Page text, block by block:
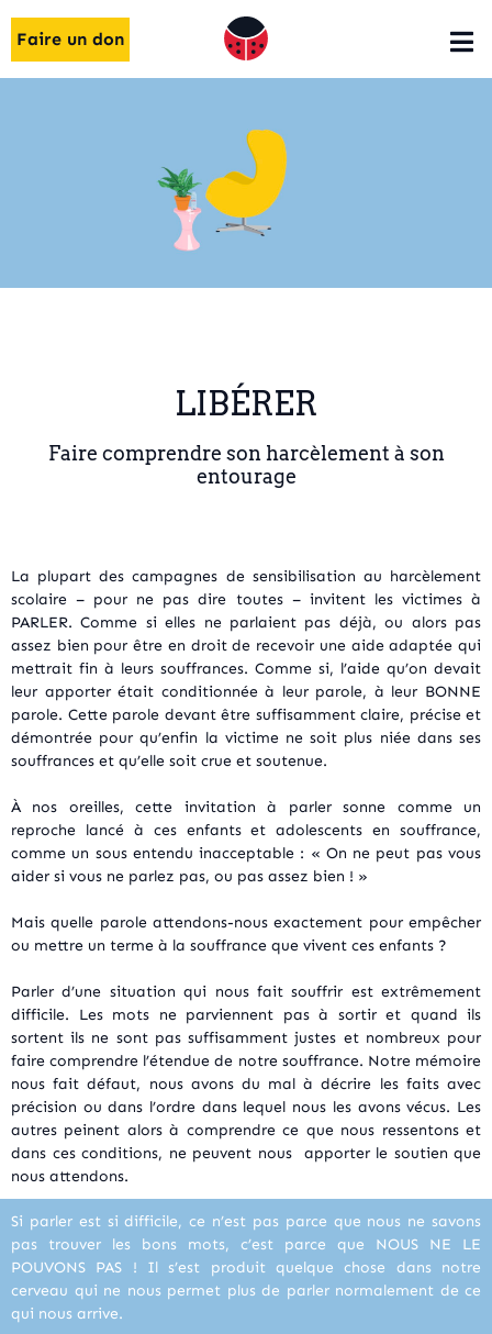
Faire un don
LIBÉRER
Faire comprendre son harcèlement à son
entourage
La plupart des campagnes de sensibilisation au harcèlement
scolaire – pour ne pas dire toutes – invitent les victimes à
PARLER. Comme si elles ne parlaient pas déjà, ou alors pas
assez bien pour être en droit de recevoir une aide adaptée qui
mettrait fin à leurs souffrances. Comme si, l’aide qu’on devait
leur apporter était conditionnée à leur parole, à leur BONNE
parole. Cette parole devant être suffisamment claire, précise et
démontrée pour qu’enfin la victime ne soit plus niée dans ses
souffrances et qu’elle soit crue et soutenue.
À nos oreilles, cette invitation à parler sonne comme un
reproche lancé à ces enfants et adolescents en souffrance,
comme un sous entendu inacceptable : « On ne peut pas vous
aider si vous ne parlez pas, ou pas assez bien ! »
Mais quelle parole attendons-nous exactement pour empêcher
ou mettre un terme à la souffrance que vivent ces enfants ?
Parler d’une situation qui nous fait souffrir est extrêmement
difficile. Les mots ne parviennent pas à sortir et quand ils
sortent ils ne sont pas suffisamment justes et nombreux pour
faire comprendre l’étendue de notre souffrance. Notre mémoire
nous fait défaut, nous avons du mal à décrire les faits avec
précision ou dans l’ordre dans lequel nous les avons vécus. Les
autres peinent alors à comprendre ce que nous ressentons et
dans ces conditions, ne peuvent nous apporter le soutien que
nous attendons.
Si parler est si difficile, ce n’est pas parce que nous ne savons
pas trouver les bons mots, c’est parce que NOUS NE LE
POUVONS PAS ! Il s’est produit quelque chose dans notre
cerveau qui ne nous permet plus de parler normalement de ce
qui nous arrive.